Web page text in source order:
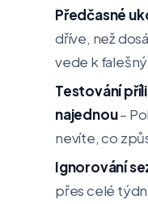
Předčasné
dříve, než
vede k
Testování
najednou–
nevíte, co
Ignorování
přes celé